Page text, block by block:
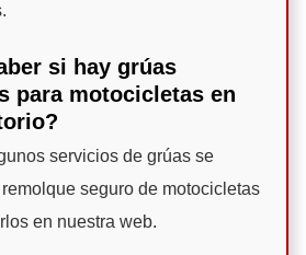
si hay grúas
para motocicletas en
servicios de grúas se
seguro de motocicletas
en nuestra web.